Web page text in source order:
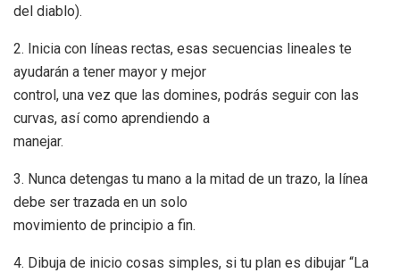
del diablo).
2. Inicia con líneas rectas, esas secuencias lineales te
ayudarán a tener mayor y mejor
control, una vez que las domines, podrás seguir con las
curvas, así como aprendiendo a
manejar.
3. Nunca detengas tu mano a la mitad de un trazo, la línea
debe ser trazada en un solo
movimiento de principio a fin.
4. Dibuja de inicio cosas simples, si tu plan es dibujar “La